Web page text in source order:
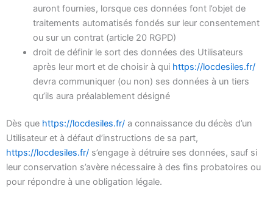
auront fournies, lorsque ces données font l’objet de
traitements automatisés fondés sur leur consentement
ou sur un contrat (article 20 RGPD)
droit de définir le sort des données des Utilisateurs
après leur mort et de choisir à qui https://locdesiles.fr/
devra communiquer (ou non) ses données à un tiers
qu’ils aura préalablement désigné
Dès que https://locdesiles.fr/ a connaissance du décès d’un
Utilisateur et à défaut d’instructions de sa part,
https://locdesiles.fr/ s’engage à détruire ses données, sauf si
leur conservation s’avère nécessaire à des fins probatoires ou
pour répondre à une obligation légale.